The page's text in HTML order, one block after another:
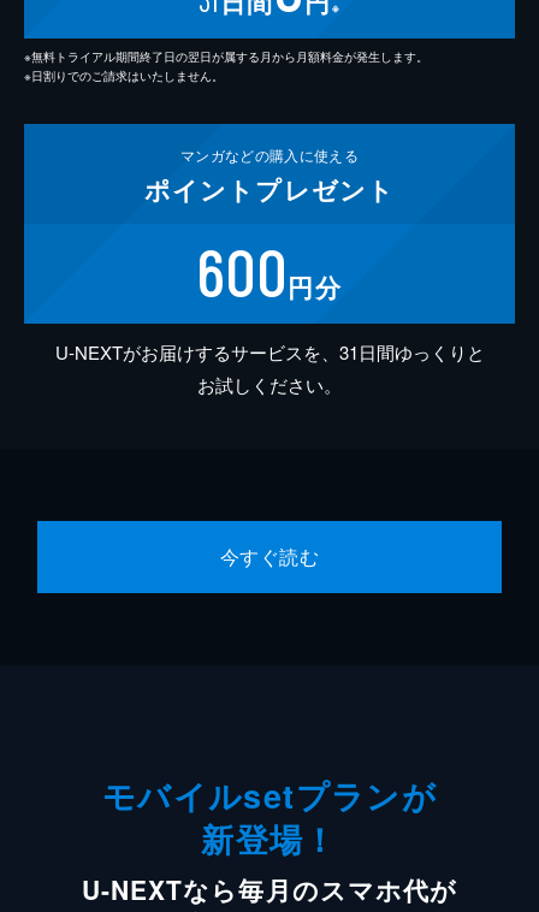
※
※無料トライアル期間終了日の翌日が属する月から月額料金が発生します。
※日割りでのご請求はいたしません。
マンガなどの購入に使える
ポイント プレゼント
600円分
U-NEXTがお届けするサービスを、31日間ゆっくりと
お試しください。
今すぐ読む
モバイルsetプランが
新登場！
U-NEXTなら毎月のスマホ代が